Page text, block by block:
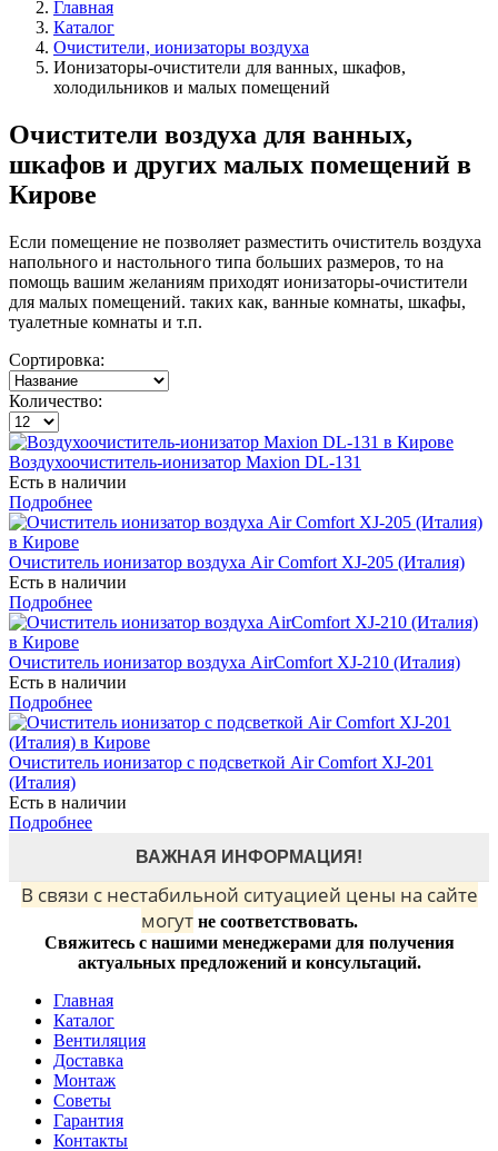
Главная
Каталог
Очистители, ионизаторы воздуха
Ионизаторы-очистители для ванных, шкафов,
холодильников и малых помещений
Очистители воздуха для ванных,
шкафов и других малых помещений в
Кирове
Если помещение не позволяет разместить очиститель воздуха
напольного и настольного типа больших размеров, то на
помощь вашим желаниям приходят ионизаторы-очистители
для малых помещений. таких как, ванные комнаты, шкафы,
туалетные комнаты и т.п.
Сортировка:
Количество:
Воздухоочиститель-ионизатор Maxion DL-131
Есть в наличии
Подробнее
Очиститель ионизатор воздуха Air Comfort XJ-205 (Италия)
Есть в наличии
Подробнее
Очиститель ионизатор воздуха AirComfort XJ-210 (Италия)
Есть в наличии
Подробнее
Очиститель ионизатор с подсветкой Air Comfort XJ-201
(Италия)
Есть в наличии
Подробнее
ВАЖНАЯ ИНФОРМАЦИЯ!
В связи с нестабильной ситуацией цены на сайте
могутне соответствовать.
Свяжитесь с нашими менеджерами для получения
актуальных предложений и консультаций.
Главная
Каталог
Вентиляция
Доставка
Монтаж
Советы
Гарантия
Контакты